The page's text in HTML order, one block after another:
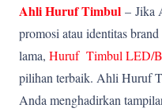
Ahli Huruf Timbul – Jika
promosi atau identitas
lama, Huruf Timbul LED/
pilihan terbaik. Ahli Huruf
Anda menghadirkan